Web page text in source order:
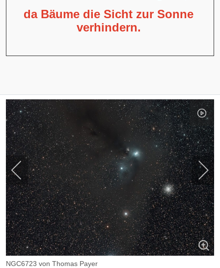
da Bäume die Sicht zur Sonne
verhindern.
NGC6723 von Thomas Payer